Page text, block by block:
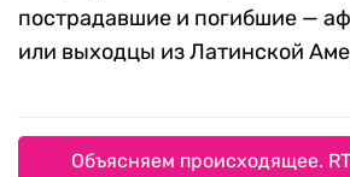
пострадавшие и погибшие —
или выходцы из Латинской
Объясняем происходящее.